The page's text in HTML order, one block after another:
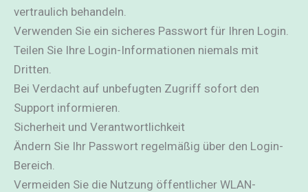
vertraulich behandeln.
Verwenden Sie ein sicheres Passwort für Ihren Login.
Teilen Sie Ihre Login-Informationen niemals mit
Dritten.
Bei Verdacht auf unbefugten Zugriff sofort den
Support informieren.
Sicherheit und Verantwortlichkeit
Ändern Sie Ihr Passwort regelmäßig über den Login-
Bereich.
Vermeiden Sie die Nutzung öffentlicher WLAN-